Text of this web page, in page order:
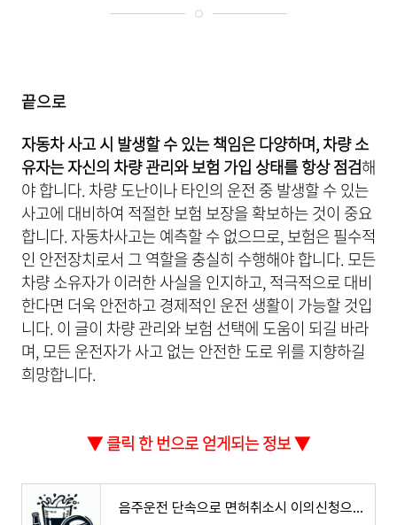
끝으로
자동차 사고 시 발생할 수 있는 책임은 다양하며, 차량 소
유자는 자신의 차량 관리와 보험 가입 상태를 항상 점검해
야 합니다. 차량 도난이나 타인의 운전 중 발생할 수 있는
사고에 대비하여 적절한 보험 보장을 확보하는 것이 중요
합니다. 자동차사고는 예측할 수 없으므로, 보험은 필수적
인 안전장치로서 그 역할을 충실히 수행해야 합니다. 모든
차량 소유자가 이러한 사실을 인지하고, 적극적으로 대비
한다면 더욱 안전하고 경제적인 운전 생활이 가능할 것입
니다. 이 글이 차량 관리와 보험 선택에 도움이 되길 바라
며, 모든 운전자가 사고 없는 안전한 도로 위를 지향하길
희망합니다.
▼ 클릭 한 번으로 얻게되는 정보 ▼
음주운전 단속으로 면허취소시 이의신청으로 처분 감경 받는 방법 및 조건